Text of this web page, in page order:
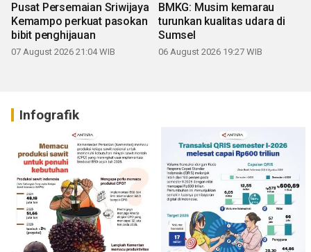
Pusat Persemaian Sriwijaya
Kemampo perkuat pasokan
bibit penghijauan
07 August 2026 21:04 WIB
BMKG: Musim kemarau
turunkan kualitas udara di
Sumsel
06 August 2026 19:27 WIB
Infografik